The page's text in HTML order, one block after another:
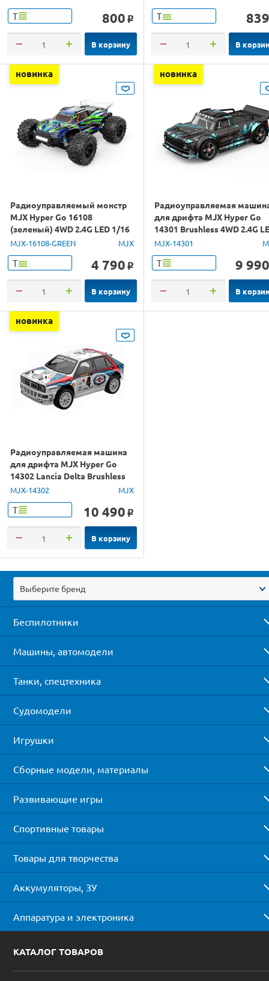
Т 800 o
В корзину
Т 839
В
новинка
Радиоуправляемый монстр
MJX Hyper Go 16108
(зеленый) 4WD 2.4G LED 1/16
RTR
MJX-16108-GREEN MJX
Т 4 790 o
В корзину
новинка
Радиоуправляемая
для дрифта MJX Hyper Go
14301 Brushless 4WD 2.4G
1/14 RTR
MJX-14301
Т 9 990
В
новинка
Радиоуправляемая машина
для дрифта MJX Hyper Go
14302 Lancia Delta Brushless
4WD 2.4G LED 1/14 RTR
MJX-14302 MJX
Т 10 490 o
В корзину
Выберите бренд
Беспилотники
Машины, автомодели
Танки, спецтехника
Судомодели
Игрушки
Сборные модели, материалы
Развивающие игры
Спортивные товары
Товары для творчества
Аккумуляторы, ЗУ
Аппаратура и электроника
КАТАЛОГ ТОВАРОВ